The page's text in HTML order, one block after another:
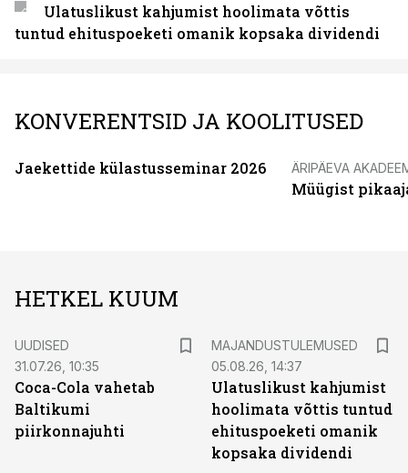
Ulatuslikust kahjumist hoolimata võttis
tuntud ehituspoeketi omanik kopsaka dividendi
KONVERENTSID JA KOOLITUSED
Jaekettide külastusseminar 2026 ÄRIPÄEVA
Müügist
HETKEL KUUM
UUDISED
31.07.26, 10:35
Coca-Cola vahetab
Baltikumi
piirkonnajuhti
MAJANDUSTULEMUSED
05.08.26, 14:37
Ulatuslikust kahjumist
hoolimata võttis tuntud
ehituspoeketi omanik
kopsaka dividendi